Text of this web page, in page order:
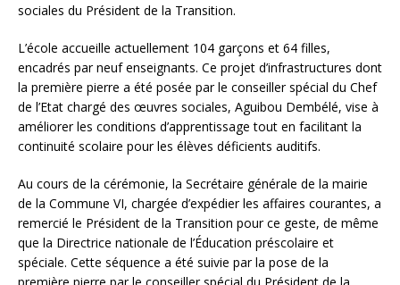
sociales du Président de la Transition.
L’école accueille actuellement 104 garçons et 64 filles,
encadrés par neuf enseignants. Ce projet d’infrastructures dont
la première pierre a été posée par le conseiller spécial du Chef
de l’Etat chargé des œuvres sociales, Aguibou Dembélé, vise à
améliorer les conditions d’apprentissage tout en facilitant la
continuité scolaire pour les élèves déficients auditifs.
Au cours de la cérémonie, la Secrétaire générale de la mairie
de la Commune VI, chargée d’expédier les affaires courantes, a
remercié le Président de la Transition pour ce geste, de même
que la Directrice nationale de l’Éducation préscolaire et
spéciale. Cette séquence a été suivie par la pose de la
première pierre par le conseiller spécial du Président de la